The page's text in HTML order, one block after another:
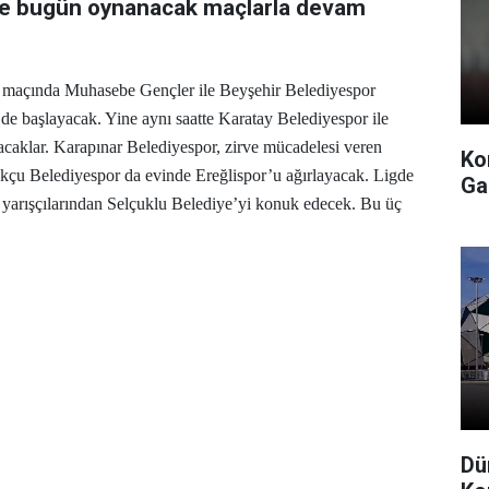
bugün oynanacak maçlarla devam
Muhasebe Gençler ile Beyşehir Belediyespor
başlayacak. Yine aynı saatte Karatay Belediyespor ile
Karapınar Belediyespor, zirve mücadelesi veren
Belediyespor da evinde Ereğlispor’u ağırlayacak. Ligde
Selçuklu Belediye’yi konuk edecek. Bu üç